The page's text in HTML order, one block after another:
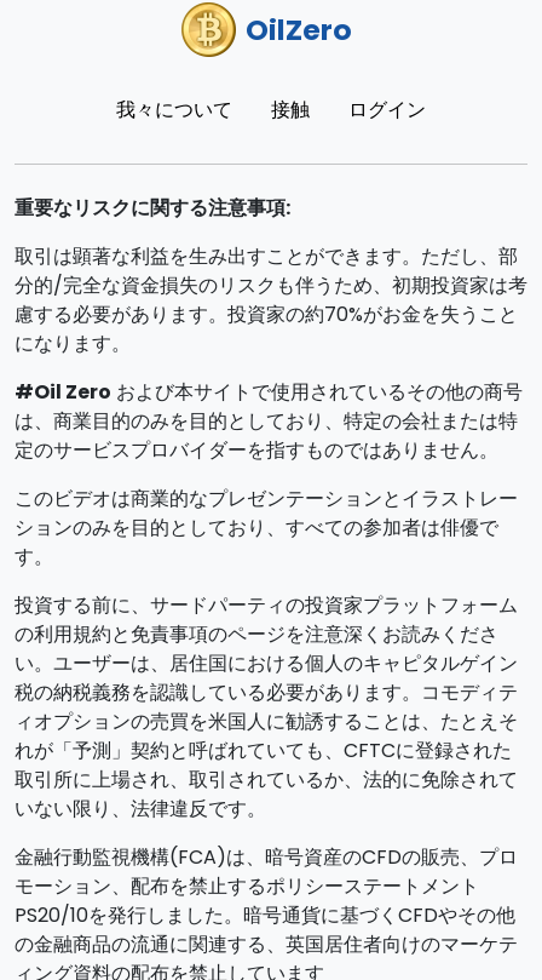
OilZero
我々について 接触 ログイン
重要なリスクに関する注意事項:
取引は顕著な利益を生み出すことができます。ただし、部
分的/完全な資金損失のリスクも伴うため、初期投資家は考
慮する必要があります。投資家の約70%がお金を失うこと
になります。
#Oil Zero および本サイトで使用されているその他の商号
は、商業目的のみを目的としており、特定の会社または特
定のサービスプロバイダーを指すものではありません。
このビデオは商業的なプレゼンテーションとイラストレー
ションのみを目的としており、すべての参加者は俳優で
す。
投資する前に、サードパーティの投資家プラットフォーム
の利用規約と免責事項のページを注意深くお読みくださ
い。ユーザーは、居住国における個人のキャピタルゲイン
税の納税義務を認識している必要があります。コモディテ
ィオプションの売買を米国人に勧誘することは、たとえそ
れが「予測」契約と呼ばれていても、CFTCに登録された
取引所に上場され、取引されているか、法的に免除されて
いない限り、法律違反です。
金融行動監視機構(FCA)は、暗号資産のCFDの販売、プロ
モーション、配布を禁止するポリシーステートメント
PS20/10を発行しました。暗号通貨に基づくCFDやその他
の金融商品の流通に関連する、英国居住者向けのマーケテ
ィング資料の配布を禁止しています